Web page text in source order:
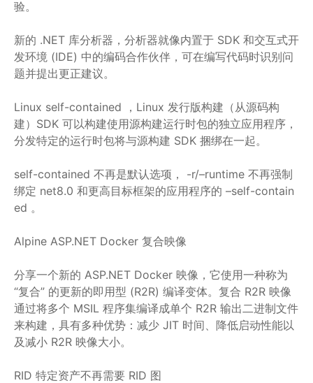
验。
新的 .NET 库分析器，分析器就像内置于 SDK 和交互式开
发环境 (IDE) 中的编码合作伙伴，可在编写代码时识别问
题并提出更正建议。
Linux self-contained ，Linux 发行版构建（从源码构
建）SDK 可以构建使用源构建运行时包的独立应用程序，
分发特定的运行时包将与源构建 SDK 捆绑在一起。
self-contained 不再是默认选项， -r/–runtime 不再强制
绑定 net8.0 和更高目标框架的应用程序的 –self-contain
ed 。
Alpine ASP.NET Docker 复合映像
分享一个新的 ASP.NET Docker 映像，它使用一种称为
“复合” 的更新的即用型 (R2R) 编译变体。复合 R2R 映像
通过将多个 MSIL 程序集编译成单个 R2R 输出二进制文件
来构建，具有多种优势：减少 JIT 时间、降低启动性能以
及减小 R2R 映像大小。
RID 特定资产不再需要 RID 图